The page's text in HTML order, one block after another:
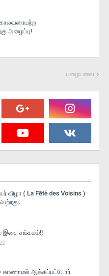
அழைப்பு!
பழையவை
விழா ( La Fētè des Voisins )
இசை சங்கமம்!!
காணாமல் ஆக்கப்பட்டோர்